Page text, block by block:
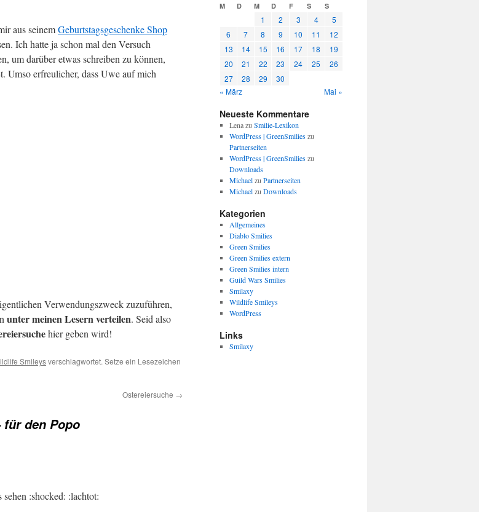
aus seinemGeburtstagsgeschenke Shop
Ich hatte ja schon mal den Versuch
um darüber etwas schreiben zu können,
Umso erfreulicher, dass Uwe auf mich
Verwendungszweck zuzuführen,
unter meinen Lesern verteilen. Seid also
hier geben wird!
Smileysverschlagwortet. Setze ein Lesezeichen
Ostereiersuche →
den Popo
:shocked: :lachtot:
M D M D F S S
1 2 3 4
5
6
7 8 9 10 11
12
13
14 15 16 17 18
19
20
21 22 23 24 25
26
27
28 29
30
« März
Mai »
Neueste Kommentare
Lenazu Smilie-Lexikon
WordPress | GreenSmilieszu
Partnerseiten
WordPress | GreenSmilieszu
Downloads
Michaelzu Partnerseiten
Michaelzu Downloads
Kategorien
Allgemeines
Diablo Smilies
Green Smilies
Green Smilies extern
Green Smilies intern
Guild Wars Smilies
Smilaxy
Wildlife Smileys
WordPress
Links
Smilaxy